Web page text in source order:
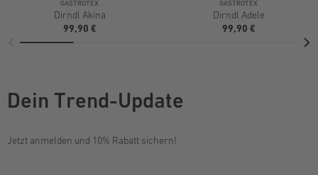
GASTROTEX
Dirndl Akina
99,90 €
GASTROTEX
Dirndl Adele
99,90 €
Dein Trend-Update
Jetzt anmelden und 10% Rabatt sichern!